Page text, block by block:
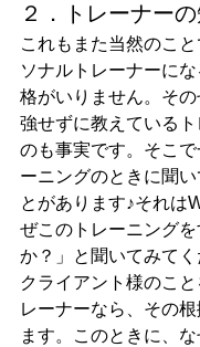
２．トレーナー
これもまた当然のこ
ソナルトレーナーに
格がいりません。そ
強せずに教えている
のも事実です。そこ
ーニングのときに聞
とがあります♪それは
ぜこのトレーニング
か？」と聞いてみて
クライアント様のこ
レーナーなら、その
ます。このときに、